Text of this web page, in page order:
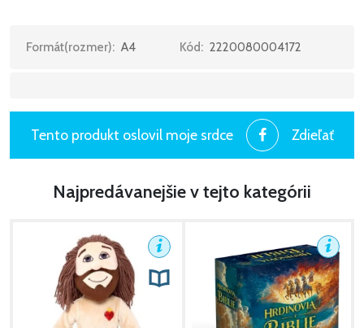
Formát(rozmer): A4 Kód: 2220080004172
Tento produkt oslovil moje srdce Zdieľať
Najpredávanejšie v tejto kategórii